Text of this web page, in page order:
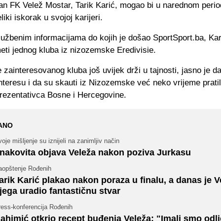
FK Velež Mostar, Tarik Karić, mogao bi u narednom
iskorak u svojoj karijeri.
informacijama do kojih je došao SportSport.ba,
jednog kluba iz nizozemske Eredivisie.
zainteresovanog kluba još uvijek drži u tajnosti, jasno je
i da su skauti iz Nizozemske već neko vrijeme
Bosne i Hercegovine.
mišljenje su iznijeli na zanimljiv način
objava Veleža nakon poziva Jurkasu
Rođenih
Karić plakao nakon poraza u finalu, a danas je
uradio fantastičnu stvar
konferencija Rođenih
otkrio recept buđenja Veleža: "Imali smo